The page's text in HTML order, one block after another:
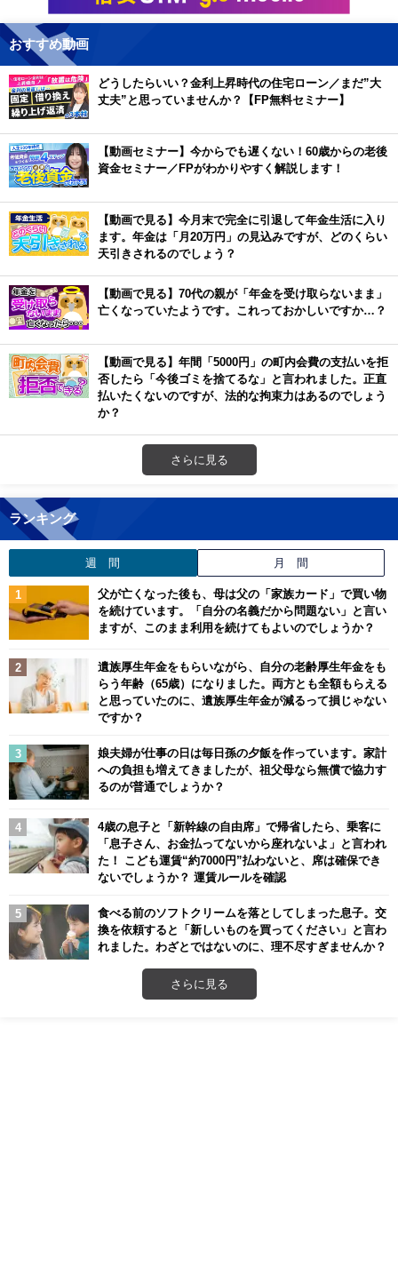
おすすめ動画
どうしたらいい？金利上昇時代の住宅ローン／まだ”大
丈夫”と思っていませんか？【FP無料セミナー】
【動画セミナー】今からでも遅くない！60歳からの老後
資金セミナー／FPがわかりやすく解説します！
【動画で見る】今月末で完全に引退して年金生活に入り
ます。年金は「月20万円」の見込みですが、どのくらい
天引きされるのでしょう？
【動画で見る】70代の親が「年金を受け取らないまま」
亡くなっていたようです。これっておかしいですか…？
【動画で見る】年間「5000円」の町内会費の支払いを拒
否したら「今後ゴミを捨てるな」と言われました。正直
払いたくないのですが、法的な拘束力はあるのでしょう
か？
さらに見る
ランキング
週 間 月 間
父が亡くなった後も、母は父の「家族カード」で買い物
を続けています。「自分の名義だから問題ない」と言い
ますが、このまま利用を続けてもよいのでしょうか？
遺族厚生年金をもらいながら、自分の老齢厚生年金をも
らう年齢（65歳）になりました。両方とも全額もらえる
と思っていたのに、遺族厚生年金が減るって損じゃない
ですか？
娘夫婦が仕事の日は毎日孫の夕飯を作っています。家計
への負担も増えてきましたが、祖父母なら無償で協力す
るのが普通でしょうか？
4歳の息子と「新幹線の自由席」で帰省したら、乗客に
「息子さん、お金払ってないから座れないよ」と言われ
た！ こども運賃“約7000円”払わないと、席は確保でき
ないでしょうか？ 運賃ルールを確認
食べる前のソフトクリームを落としてしまった息子。交
換を依頼すると「新しいものを買ってください」と言わ
れました。わざとではないのに、理不尽すぎませんか？
さらに見る